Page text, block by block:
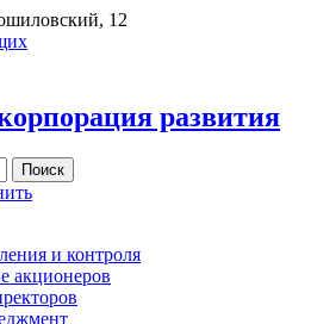
12
развития
и контроля
акционеров